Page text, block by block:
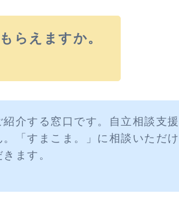
らえますか。
介する窓口です。自立相談支援
「すまこま。」に相談いただけ
ます。